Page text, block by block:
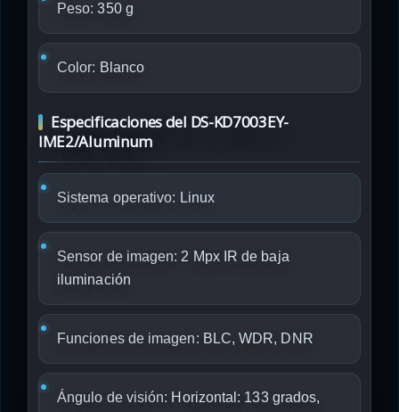
Peso: 350 g
Color: Blanco
Especificaciones del DS-KD7003EY-
IME2/Aluminum
Sistema operativo: Linux
Sensor de imagen: 2 Mpx IR de baja
iluminación
Funciones de imagen: BLC, WDR, DNR
Ángulo de visión: Horizontal: 133 grados,